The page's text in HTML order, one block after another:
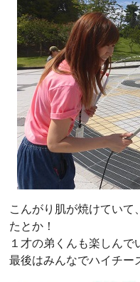
こんがり肌が焼けていて
たとか！
１才の弟くんも楽しんで
最後はみんなでハイチー